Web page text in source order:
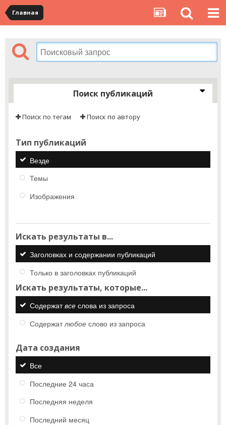
Главная
Поиск публикаций
Поиск по тегам Поиск по автору
Тип публикаций
Везде
Темы
Изображения
Искать результаты в...
Заголовках и содержании публикаций
Только в заголовках публикаций
Искать результаты, которые...
Содержатвсе слова из запроса
Содержатлюбое слово из запроса
Дата создания
Все
Последние 24 часа
Последняя неделя
Последний месяц